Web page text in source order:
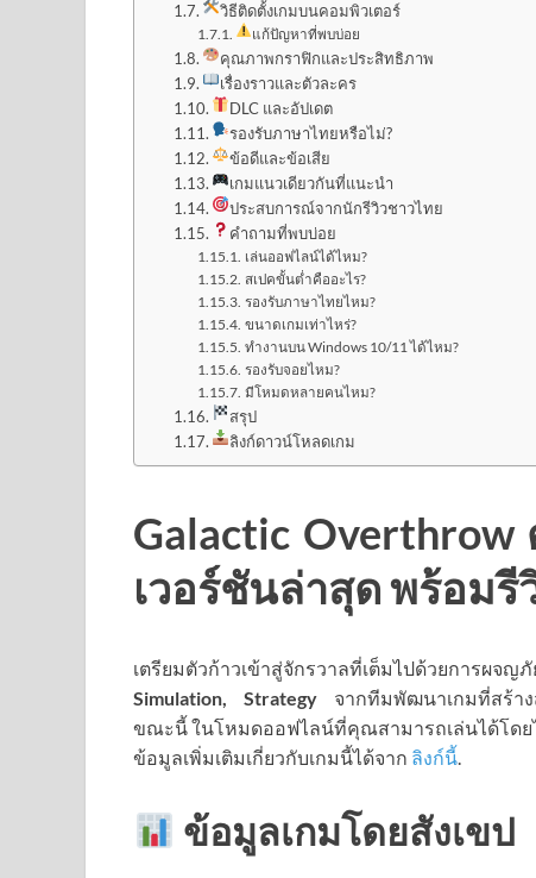
วิธีติดตั้งเกมบนคอมพิวเตอร์
แก้ปัญหาที่พบบ่อย
คุณภาพกราฟิกและประสิทธิภาพ
เรื่องราวและตัวละคร
DLC และอัปเดต
รองรับภาษาไทยหรือไม่?
ข้อดีและข้อเสีย
เกมแนวเดียวกันที่แนะนำ
ประสบการณ์จากนักรีวิวชาวไทย
คำถามที่พบบ่อย
เล่นออฟไลน์ได้ไหม?
สเปคขั้นต่ำคืออะไร?
รองรับภาษาไทยไหม?
ขนาดเกมเท่าไหร่?
ทำงานบน Windows 10/11 ได้ไหม?
รองรับจอยไหม?
มีโหมดหลายคนไหม?
สรุป
ลิงก์ดาวน์โหลดเกม
Galactic
เวอร์ชันล่าสุด พร้อมรี
เตรียมตัวก้าวเข้าสู่จักรวาลที่เต็มไปด้วยการผจญ
Simulation, Strategy จากทีมพัฒนาเกมที่สร้า
ขณะนี้ ในโหมดออฟไลน์ที่คุณสามารถเล่นได้โดยไ
ข้อมูลเพิ่มเติมเกี่ยวกับเกมนี้ได้จาก ลิงก์นี้.
ข้อมูลเกมโดยสังเขป